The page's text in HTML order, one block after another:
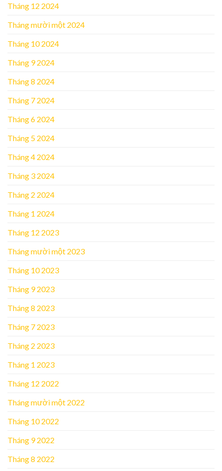
Tháng 12 2024
Tháng mười một 2024
Tháng 10 2024
Tháng 9 2024
Tháng 8 2024
Tháng 7 2024
Tháng 6 2024
Tháng 5 2024
Tháng 4 2024
Tháng 3 2024
Tháng 2 2024
Tháng 1 2024
Tháng 12 2023
Tháng mười một 2023
Tháng 10 2023
Tháng 9 2023
Tháng 8 2023
Tháng 7 2023
Tháng 2 2023
Tháng 1 2023
Tháng 12 2022
Tháng mười một 2022
Tháng 10 2022
Tháng 9 2022
Tháng 8 2022